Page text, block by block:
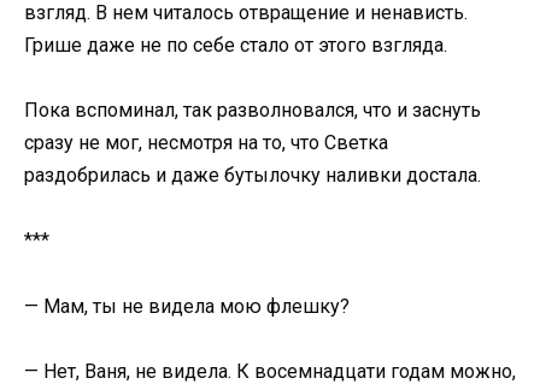
взгляд. В нем читалось отвращение и ненависть.
Грише даже не по себе стало от этого взгляда.
Пока вспоминал, так разволновался, что и заснуть
сразу не мог, несмотря на то, что Светка
раздобрилась и даже бутылочку наливки достала.
***
— Мам, ты не видела мою флешку?
— Нет, Ваня, не видела. К восемнадцати годам можно,